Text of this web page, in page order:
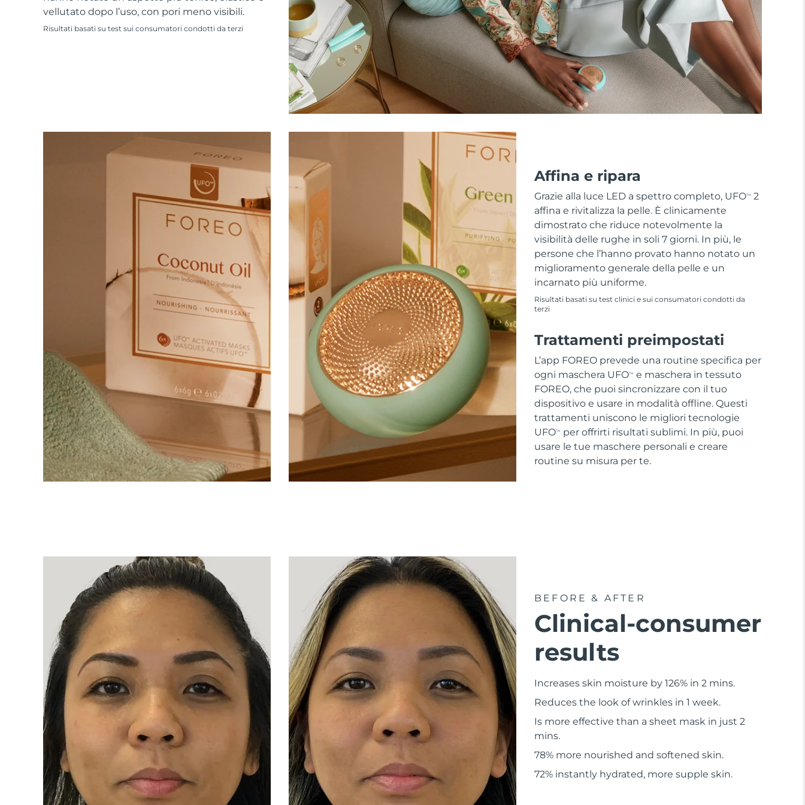
vellutato dopo l’uso, con pori meno visibili.
Risultati basati su test sui consumatori condotti da terzi
Affina e ripara
Grazie alla luce LED a spettro completo, UFOTM
2
affina e rivitalizza la pelle. È clinicamente
dimostrato che riduce notevolmente la
visibilità delle rughe in soli 7 giorni. In più, le
persone che l’hanno provato hanno notato un
miglioramento generale della pelle e un
incarnato più uniforme.
Risultati basati su test clinici e sui consumatori condotti da
terzi
Trattamenti preimpostati
L’app FOREO prevede una routine specifica per
ogni maschera UFOTM
e maschera in tessuto
FOREO, che puoi sincronizzare con il tuo
dispositivo e usare in modalità offline. Questi
trattamenti uniscono le migliori tecnologie
UFOTM
per offrirti risultati sublimi. In più, puoi
usare le tue maschere personali e creare
routine su misura per te.
BEFORE & AFTER
Clinical-consumer
results
Increases skin moisture by 126% in 2 mins.
Reduces the look of wrinkles in 1 week.
Is more effective than a sheet mask in just 2
mins.
78% more nourished and softened skin.
72% instantly hydrated, more supple skin.
All acne treatment devices
All revitalizing eye massagers
Skincare KIWI™
Advanced pore care essentials
Serum
For healthy hair
issa™ Teeth Whitening Gel
18% PAP